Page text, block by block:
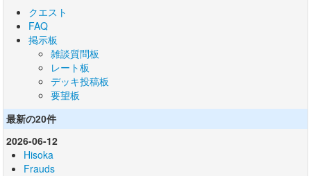
クエスト
FAQ
掲示板
雑談質問板
レート板
デッキ投稿板
要望板
最新の20件
2026-06-12
Hisoka
Frauds